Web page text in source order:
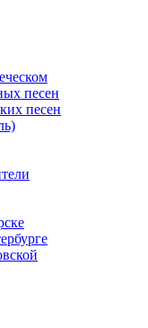
песен
песен